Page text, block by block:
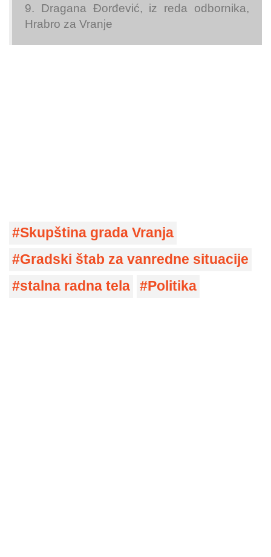
9. Dragana Đorđević, iz reda odbornika,
Hrabro za Vranje
Skupština grada Vranja
Gradski štab za vanredne situacije
stalna radna tela
Politika